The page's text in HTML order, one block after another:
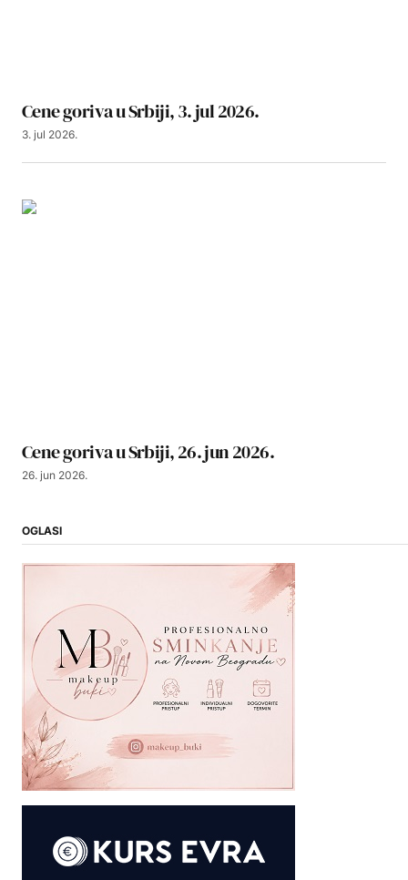
Cene goriva u Srbiji, 3. jul 2026.
3. jul 2026.
Cene goriva u Srbiji, 26. jun 2026.
26. jun 2026.
OGLASI